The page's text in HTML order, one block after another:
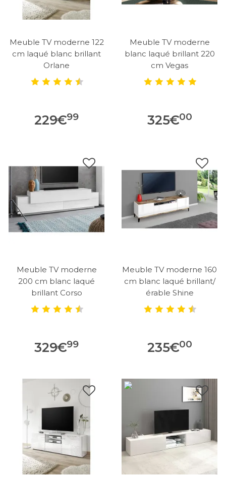
Meuble TV moderne 122
cm laqué blanc brillant
Orlane
229€99
Meuble TV moderne
blanc laqué brillant 220
cm Vegas
325€00
Meuble TV moderne
200 cm blanc laqué
brillant Corso
329€99
Meuble TV moderne 160
cm blanc laqué brillant/
érable Shine
235€00